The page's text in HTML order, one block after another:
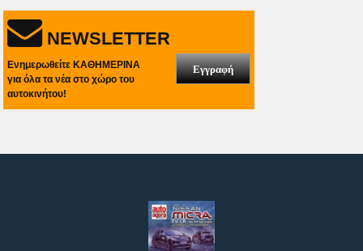
NEWSLETTER
Ενημερωθείτε ΚΑΘΗΜΕΡΙΝΑ
για όλα τα νέα στο χώρο του
αυτοκινήτου!
Εγγραφή